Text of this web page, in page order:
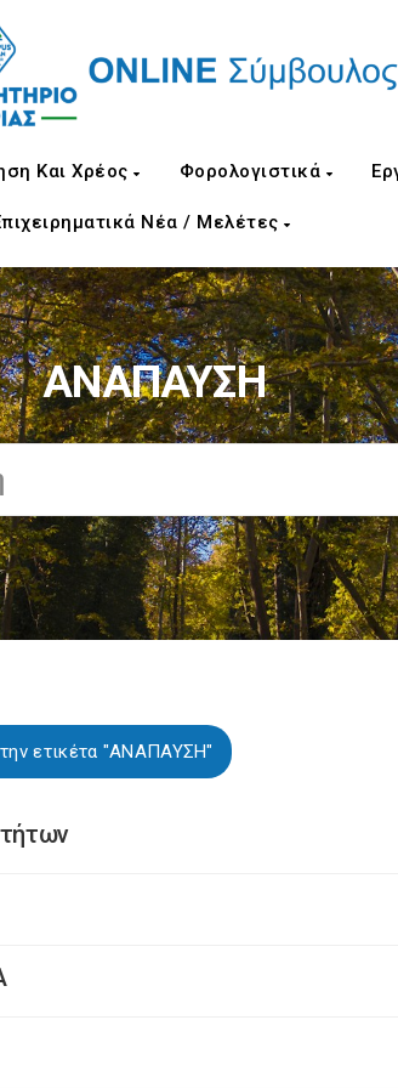
Και Χρέος Φορολογιστικά
Νέα / Μελέτες
ΑΝΑΠΑΥΣΗ
ετικέτα "ΑΝΑΠΑΥΣΗ"